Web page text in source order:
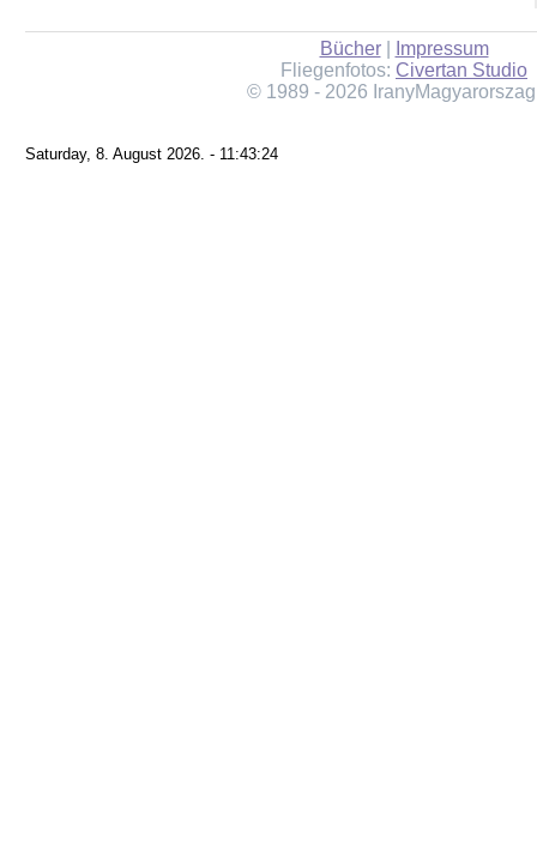
Bücher|
Impressum
Fliegenfotos: Civertan Studio
© 1989 - 2026
Saturday, 8. August 2026. - 11:43:24